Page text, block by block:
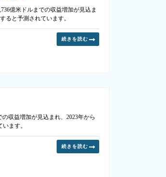
億米ドルまでの収益増加が見込ま
ると予測されています。
続きを読む
収益増加が見込まれ、2023年から
ます。
続きを読む